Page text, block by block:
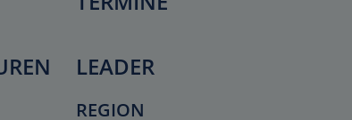
LEADER
REGION